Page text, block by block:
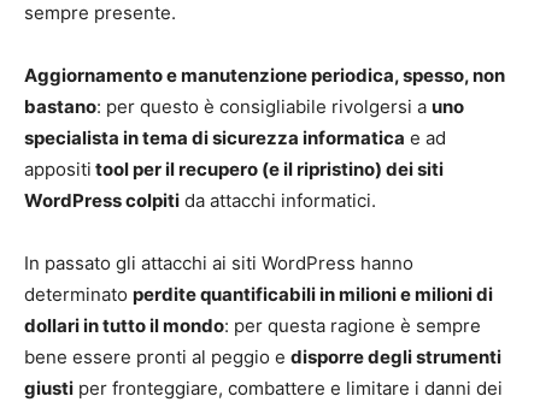
sempre presente.
Aggiornamento e manutenzione periodica, spesso, non
bastano: per questo è consigliabile rivolgersi a uno
specialista in tema di sicurezza informatica e ad
appositi tool per il recupero (e il ripristino) dei siti
WordPress colpiti da attacchi informatici.
In passato gli attacchi ai siti WordPress hanno
determinato perdite quantificabili in milioni e milioni di
dollari in tutto il mondo: per questa ragione è sempre
bene essere pronti al peggio e disporre degli strumenti
giusti per fronteggiare, combattere e limitare i danni dei